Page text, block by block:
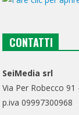
CONTATTI
SeiMedia srl
Via Per Robecco
p.iva 09997300968